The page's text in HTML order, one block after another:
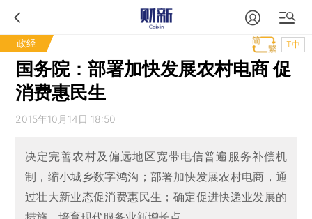
政经 T中
国务院：部署加快发展农村电商 促
消费惠民生
2015年10月14日 18:50
决定完善农村及偏远地区宽带电信普遍服务补偿机
制，缩小城乡数字鸿沟；部署加快发展农村电商，通
过壮大新业态促消费惠民生；确定促进快递业发展的